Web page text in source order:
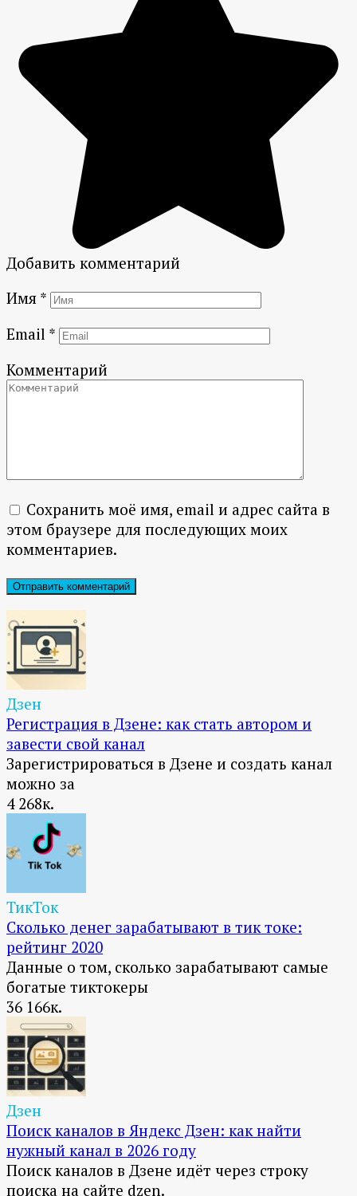
Добавить комментарий
Имя *
Email *
Комментарий
Сохранить моё имя, email и адрес сайта в
этом браузере для последующих моих
комментариев.
Дзен
Регистрация в Дзене: как стать автором и
завести свой канал
Зарегистрироваться в Дзене и создать канал
можно за
4 268к.
ТикТок
Сколько денег зарабатывают в тик токе:
рейтинг 2020
Данные о том, сколько зарабатывают самые
богатые тиктокеры
36 166к.
Дзен
Поиск каналов в Яндекс Дзен: как найти
нужный канал в 2026 году
Поиск каналов в Дзене идёт через строку
поиска на сайте dzen.